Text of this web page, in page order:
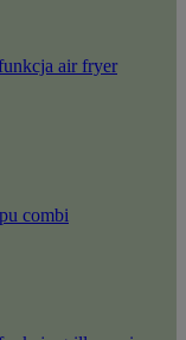
air fryer
combi